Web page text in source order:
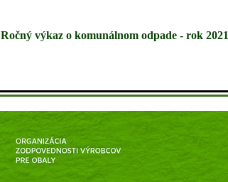
Ročný výkaz o komunálnom odpade - rok 2021